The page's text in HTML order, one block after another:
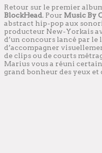
Retour sur le premier
BlockHead. Pour Music By
abstract hip-pop aux
producteur New-Yorkais
d’un concours lancé par le
d’accompagner
de clips ou de courts
Marius vous a réuni
grand bonheur des yeux